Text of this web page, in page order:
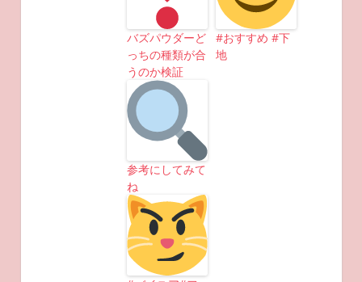
バズパウダーど
っちの種類が合
うのか検証
参考にしてみて
ね
#おすすめ #下
地